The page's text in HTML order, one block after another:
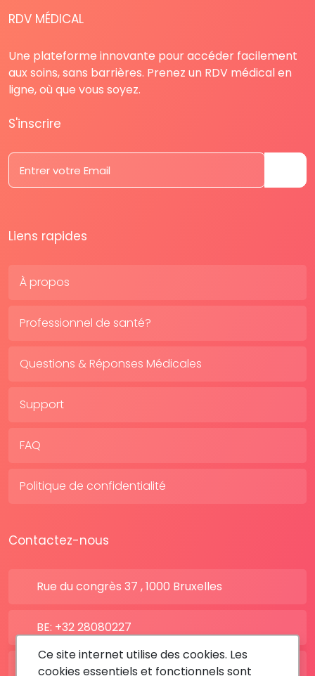
RDV MÉDICAL
Une plateforme innovante pour accéder facilement
aux soins, sans barrières. Prenez un RDV médical en
ligne, où que vous soyez.
S'inscrire
Liens rapides
À propos
Professionnel de santé?
Questions & Réponses Médicales
Support
FAQ
Politique de confidentialité
Contactez-nous
Rue du congrès 37 , 1000 Bruxelles
BE: +32 28080227
FR: +33 183642895
Ce site internet utilise des cookies. Les
cookies essentiels et fonctionnels sont